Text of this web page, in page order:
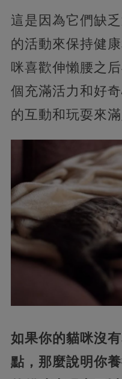
這是因為它們缺
的活動來保持健
咪喜歡伸懶腰之
個充滿活力和好
的互動和玩耍來
如果你的貓咪沒
點，那麼說明你